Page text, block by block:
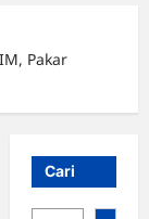
Pakar
Cari